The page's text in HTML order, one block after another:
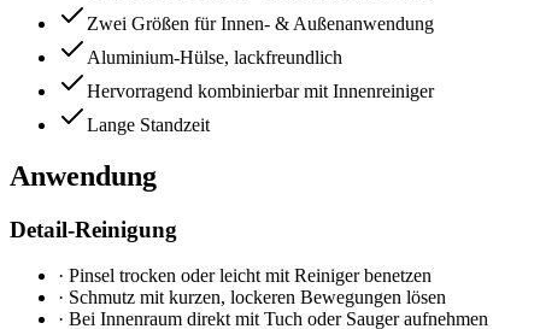
Zwei Größen für Innen- & Außenanwendung
Aluminium-Hülse, lackfreundlich
Hervorragend kombinierbar mit Innenreiniger
Lange Standzeit
Anwendung
Detail-Reinigung
· Pinsel trocken oder leicht mit Reiniger benetzen
· Schmutz mit kurzen, lockeren Bewegungen lösen
· Bei Innenraum direkt mit Tuch oder Sauger aufnehmen